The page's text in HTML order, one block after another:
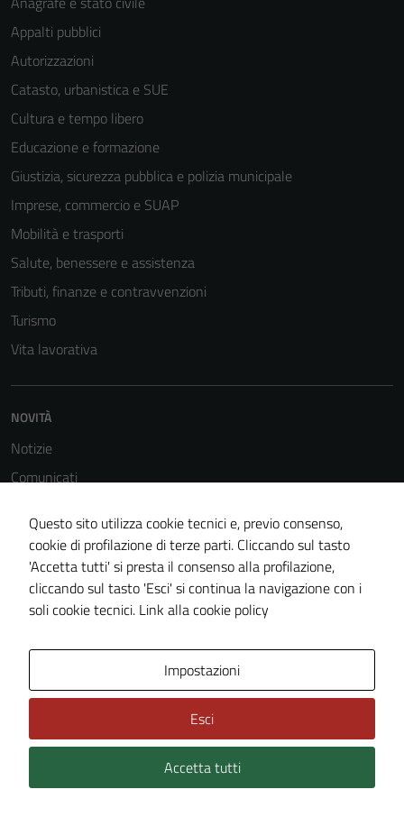
Appalti pubblici
Autorizzazioni
Catasto, urbanistica e SUE
Cultura e tempo libero
Educazione e formazione
Giustizia, sicurezza pubblica e polizia municipale
Imprese, commercio e SUAP
Mobilità e trasporti
Salute, benessere e assistenza
Tributi, finanze e contravvenzioni
Turismo
Vita lavorativa
NOVITÀ
Notizie
Comunicati
VIVERE IL COMUNE
Luoghi
CONTATTI
Località Conscenti, Piazza dei Mosto, 2 - 16040 Ne (GE)
Codice fiscale / P. IVA: 82002590105 / 00209460997
Questo sito utilizza cookie tecnici e, previo consenso,
cookie di profilazione di terze parti. Cliccando sul tasto
'Accetta tutti' si presta il consenso alla profilazione,
cliccando sul tasto 'Esci' si continua la navigazione con i
soli cookie tecnici. Link alla cookie policy
Impostazioni
Esci
Accetta tutti